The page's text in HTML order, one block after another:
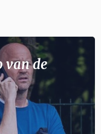
van de